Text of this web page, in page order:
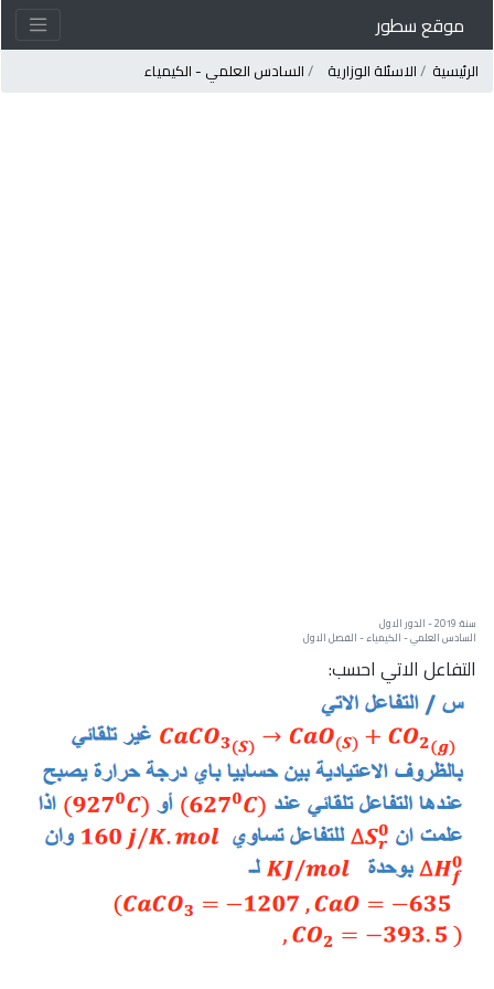
موقع سطور
الرئيسية الاسئلة الوزارية السادس العلمي - الكيمياء
سنة: 2019 - الدور الاول
السادس العلمي - الكيمياء - الفصل الاول
التفاعل الاتي احسب: